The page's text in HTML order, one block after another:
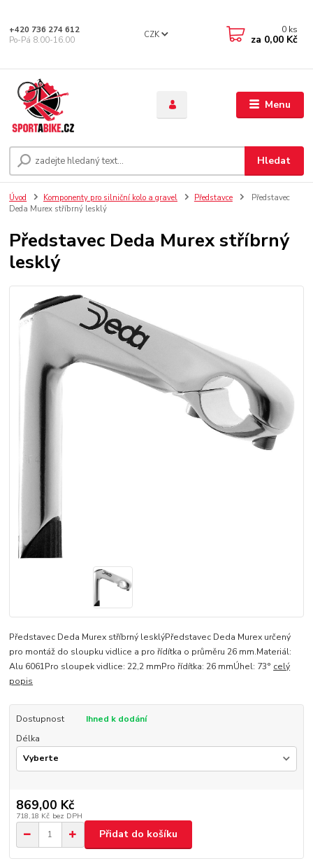
Menu
CZK
Hledat
+420 736 274 612
Po-Pá 8.00-16.00
0 ks
za 0,00 Kč
Úvod Komponenty pro silniční kolo a gravel Představce
Představec
Deda Murex stříbrný lesklý
Představec Deda Murex stříbrný
lesklý
Představec Deda Murex stříbrný lesklýPředstavec Deda Murex určený
pro montáž do sloupku vidlice a pro řídítka o průměru 26 mm.Materiál:
Alu 6061Pro sloupek vidlice: 22,2 mmPro řídítka: 26 mmÚhel: 73° celý
popis
Dostupnost
Ihned k dodání
Délka
869,00 Kč
718,18 Kč bez DPH
Přidat do košíku